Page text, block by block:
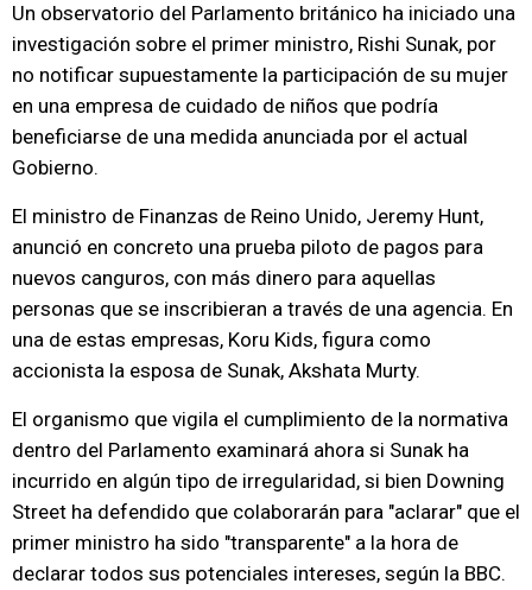
Un observatorio del Parlamento británico ha iniciado una
investigación sobre el primer ministro, Rishi Sunak, por
no notificar supuestamente la participación de su mujer
en una empresa de cuidado de niños que podría
beneficiarse de una medida anunciada por el actual
Gobierno.
El ministro de Finanzas de Reino Unido, Jeremy Hunt,
anunció en concreto una prueba piloto de pagos para
nuevos canguros, con más dinero para aquellas
personas que se inscribieran a través de una agencia. En
una de estas empresas, Koru Kids, figura como
accionista la esposa de Sunak, Akshata Murty.
El organismo que vigila el cumplimiento de la normativa
dentro del Parlamento examinará ahora si Sunak ha
incurrido en algún tipo de irregularidad, si bien Downing
Street ha defendido que colaborarán para "aclarar" que el
primer ministro ha sido "transparente" a la hora de
declarar todos sus potenciales intereses, según la BBC.